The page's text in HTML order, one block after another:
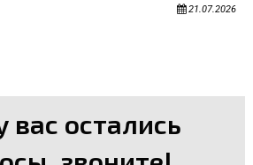
21.07.2026
вас остались